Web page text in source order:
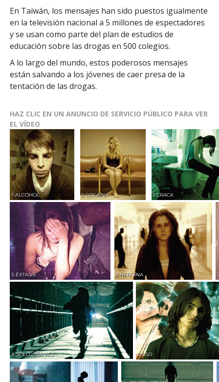
En Taiwán, los mensajes han sido puestos igualmente
en la televisión nacional a 5 millones de espectadores
y se usan como parte del plan de estudios de
educación sobre las drogas en 500 colegios.
A lo largo del mundo, estos poderosos mensajes
están salvando a los jóvenes de caer presa de la
tentación de las drogas.
HAZ CLIC EN UN ANUNCIO DE SERVICIO PÚBLICO PARA VER
EL VÍDEO
1 ALCOHOL 2 COCAÍNA 3 CRACK
5 ÉXTASIS 6 HEROÍNA
8 SÓLO UNA VEZ 9 LSD